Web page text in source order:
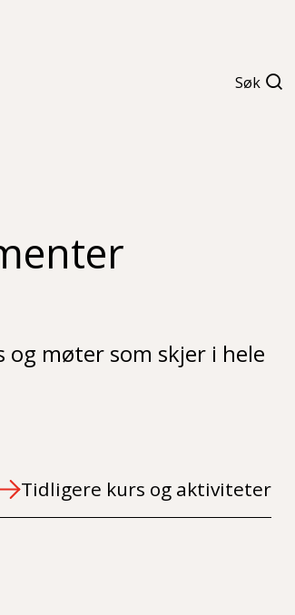
Søk
møter som skjer i hele
Tidligere kurs og aktiviteter